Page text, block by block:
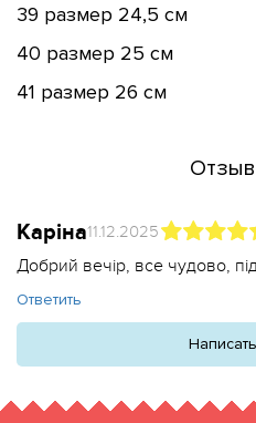
39 размер 24,5 см
40 размер 25 см
41 размер 26 см
Каріна11.12.2025
Добрий вечір, все чудово,
Ответить